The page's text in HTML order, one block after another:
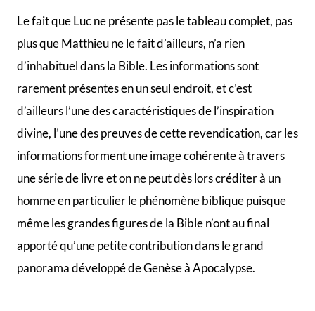
Le fait que Luc ne présente pas le tableau complet, pas
plus que Matthieu ne le fait d’ailleurs, n’a rien
d’inhabituel dans la Bible. Les informations sont
rarement présentes en un seul endroit, et c’est
d’ailleurs l’une des caractéristiques de l’inspiration
divine, l’une des preuves de cette revendication, car les
informations forment une image cohérente à travers
une série de livre et on ne peut dès lors créditer à un
homme en particulier le phénomène biblique puisque
même les grandes figures de la Bible n’ont au final
apporté qu’une petite contribution dans le grand
panorama développé de Genèse à Apocalypse.